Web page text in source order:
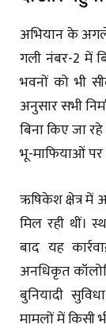
अभियान के अगले
गली नंबर-2 में
भवनों को भी
अनुसार सभी
बिना किए जा
भू-माफियाओं पर
ऋषिकेश क्षेत्र में
मिल रही थीं।
बाद यह
अनधिकृत
बुनियादी
मामलों में किसी